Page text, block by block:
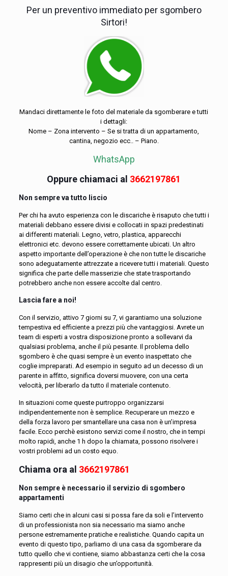
Per un preventivo immediato per sgombero
Sirtori!
Mandaci direttamente le foto del materiale da sgomberare e tutti
i dettagli:
Nome – Zona intervento – Se si tratta di un appartamento,
cantina, negozio ecc.. – Piano.
WhatsApp
Oppure chiamaci al 3662197861
Non sempre va tutto liscio
Per chi ha avuto esperienza con le discariche è risaputo che tutti i
materiali debbano essere divisi e collocati in spazi predestinati
ai differenti materiali. Legno, vetro, plastica, apparecchi
elettronici etc. devono essere correttamente ubicati. Un altro
aspetto importante dell’operazione è che non tutte le discariche
sono adeguatamente attrezzate a ricevere tutti i materiali. Questo
significa che parte delle masserizie che state trasportando
potrebbero anche non essere accolte dal centro.
Lascia fare a noi!
Con il servizio, attivo 7 giorni su 7, vi garantiamo una soluzione
tempestiva ed efficiente a prezzi più che vantaggiosi. Avrete un
team di esperti a vostra disposizione pronto a sollevarvi da
qualsiasi problema, anche il più pesante. Il problema dello
sgombero è che quasi sempre è un evento inaspettato che
coglie impreparati. Ad esempio in seguito ad un decesso di un
parente in affitto, significa doversi muovere, con una certa
velocità, per liberarlo da tutto il materiale contenuto.
In situazioni come queste purtroppo organizzarsi
indipendentemente non è semplice. Recuperare un mezzo e
della forza lavoro per smantellare una casa non è un’impresa
facile. Ecco perchè esistono servizi come il nostro, che in tempi
molto rapidi, anche 1 h dopo la chiamata, possono risolvere i
vostri problemi ad un costo equo.
Chiama ora al 3662197861
Non sempre è necessario il servizio di sgombero
appartamenti
Siamo certi che in alcuni casi si possa fare da soli e l’intervento
di un professionista non sia necessario ma siamo anche
persone estremamente pratiche e realistiche. Quando capita un
evento di questo tipo, parliamo di una casa da sgomberare da
tutto quello che vi contiene, siamo abbastanza certi che la cosa
rappresenti più un disagio che un’opportunità.